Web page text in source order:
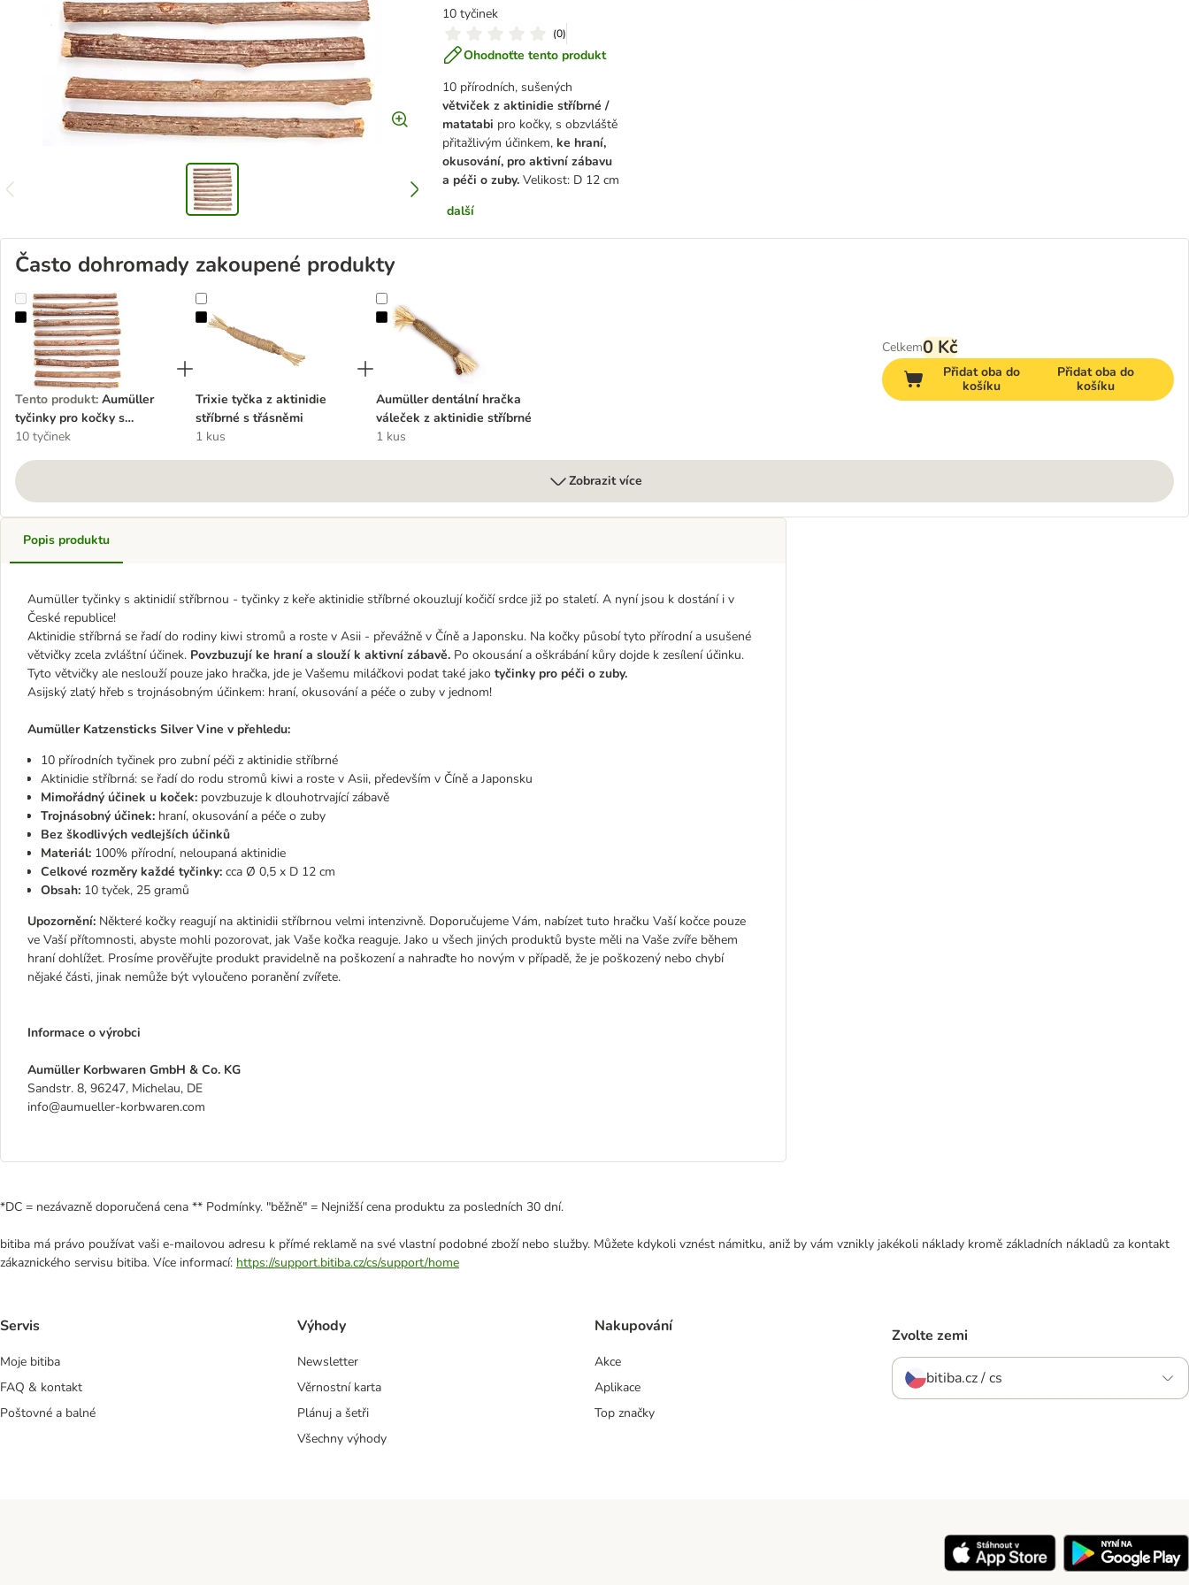
10 tyčinek
(0)
Ohodnoťte tento produkt
10 přírodních, sušených
větviček z aktinidie stříbrné /
matatabi pro kočky, s obzvláště
přitažlivým účinkem, ke hraní,
okusování, pro aktivní zábavu
a péči o zuby.Velikost: D 12 cm
další
Často dohromady zakoupené produkty
Aumüller tyčinky pro kočky s aktinidií stříbrnou
Tento produkt: Aumüller
tyčinky pro kočky s
aktinidií stříbrnou
10 tyčinek
Trixie tyčka z aktinidie stříbrné s třásněmi
Trixie tyčka z aktinidie
stříbrné s třásněmi
1 kus
Aumüller dentální hračka váleček z aktinidie stříbrné
Aumüller dentální hračka
váleček z aktinidie stříbrné
1 kus
Celkem0 Kč
Přidat oba do
košíku
Přidat oba do
košíku
Zobrazit více
Popis produktu
Aumüller tyčinky s aktinidií stříbrnou - tyčinky z keře aktinidie stříbrné okouzlují kočičí srdce již po staletí. A nyní jsou k dostání i v
České republice!
Aktinidie stříbrná se řadí do rodiny kiwi stromů a roste v Asii - převážně v Číně a Japonsku. Na kočky působí tyto přírodní a usušené
větvičky zcela zvláštní účinek. Povzbuzují ke hraní a slouží k aktivní zábavě. Po okousání a oškrábání kůry dojde k zesílení účinku.
Tyto větvičky ale neslouží pouze jako hračka, jde je Vašemu miláčkovi podat také jako tyčinky pro péči o zuby.
Asijský zlatý hřeb s trojnásobným účinkem: hraní, okusování a péče o zuby v jednom!
Aumüller Katzensticks Silver Vine v přehledu:
10 přírodních tyčinek pro zubní péči z aktinidie stříbrné
Aktinidie stříbrná: se řadí do rodu stromů kiwi a roste v Asii, především v Číně a Japonsku
Mimořádný účinek u koček: povzbuzuje k dlouhotrvající zábavě
Trojnásobný účinek: hraní, okusování a péče o zuby
Bez škodlivých vedlejších účinků
Materiál: 100% přírodní, neloupaná aktinidie
Celkové rozměry každé tyčinky: cca Ø 0,5 x D 12 cm
Obsah: 10 tyček, 25 gramů
Upozornění: Některé kočky reagují na aktinidii stříbrnou velmi intenzivně. Doporučujeme Vám, nabízet tuto hračku Vaší kočce pouze
ve Vaší přítomnosti, abyste mohli pozorovat, jak Vaše kočka reaguje. Jako u všech jiných produktů byste měli na Vaše zvíře během
hraní dohlížet. Prosíme prověřujte produkt pravidelně na poškození a nahraďte ho novým v případě, že je poškozený nebo chybí
nějaké části, jinak nemůže být vyloučeno poranění zvířete.
Informace o výrobci
Aumüller Korbwaren GmbH & Co. KG
Sandstr. 8, 96247, Michelau, DE
info@aumueller-korbwaren.com
*DC = nezávazně doporučená cena ** Podmínky. "běžně" = Nejnižší cena produktu za posledních 30 dní.
bitiba má právo používat vaši e-mailovou adresu k přímé reklamě na své vlastní podobné zboží nebo služby. Můžete kdykoli vznést námitku, aniž by vám vznikly jakékoli náklady kromě základních nákladů za kontakt
zákaznického servisu bitiba. Více informací: https://support.bitiba.cz/cs/support/home
Servis
Moje bitiba
FAQ & kontakt
Poštovné a balné
Výhody
Newsletter
Věrnostní karta
Plánuj a šetři
Všechny výhody
Nakupování
Akce
Aplikace
Top značky
Zvolte zemi
bitiba.cz / cs